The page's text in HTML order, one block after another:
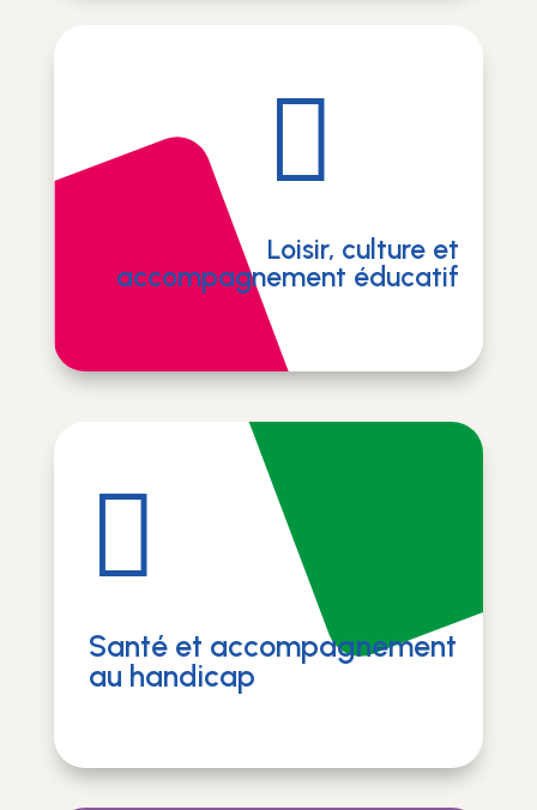

Loisir, culture et
accompagnement éducatif

Santé et accompagnement
au handicap